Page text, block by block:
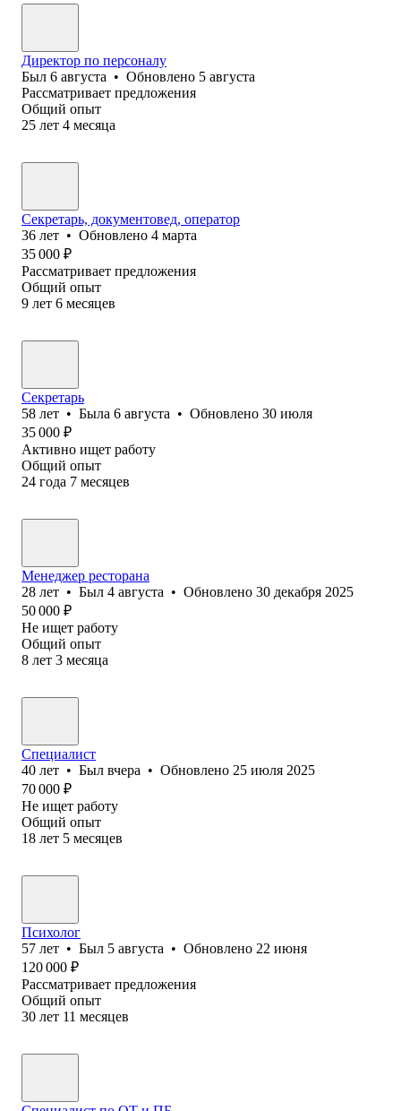
Директор по персоналу
Был 6 августа • Обновлено 5 августа
Рассматривает предложения
Общий опыт
25 лет 4 месяца
Секретарь, документовед, оператор
36 лет • Обновлено 4 марта
35 000 ₽
Рассматривает предложения
Общий опыт
9 лет 6 месяцев
Секретарь
58 лет • Была 6 августа • Обновлено 30 июля
35 000 ₽
Активно ищет работу
Общий опыт
24 года 7 месяцев
Менеджер ресторана
28 лет • Был 4 августа • Обновлено 30 декабря 2025
50 000 ₽
Не ищет работу
Общий опыт
8 лет 3 месяца
Специалист
40 лет • Был вчера • Обновлено 25 июля 2025
70 000 ₽
Не ищет работу
Общий опыт
18 лет 5 месяцев
Психолог
57 лет • Был 5 августа • Обновлено 22 июня
120 000 ₽
Рассматривает предложения
Общий опыт
30 лет 11 месяцев